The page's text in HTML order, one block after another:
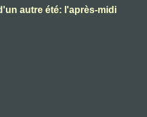
autre été: l'après-midi